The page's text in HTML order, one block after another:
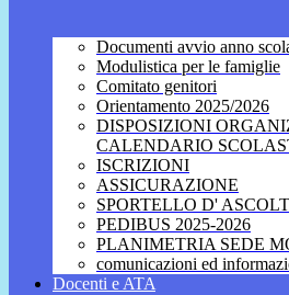
Documenti avvio anno
Modulistica per le famiglie
Comitato genitori
Orientamento 2025/2026
DISPOSIZIONI
CALENDARIO
ISCRIZIONI
ASSICURAZIONE
SPORTELLO D'
PEDIBUS 2025-2026
PLANIMETRIA SEDE
comunicazioni ed
Docenti e ATA